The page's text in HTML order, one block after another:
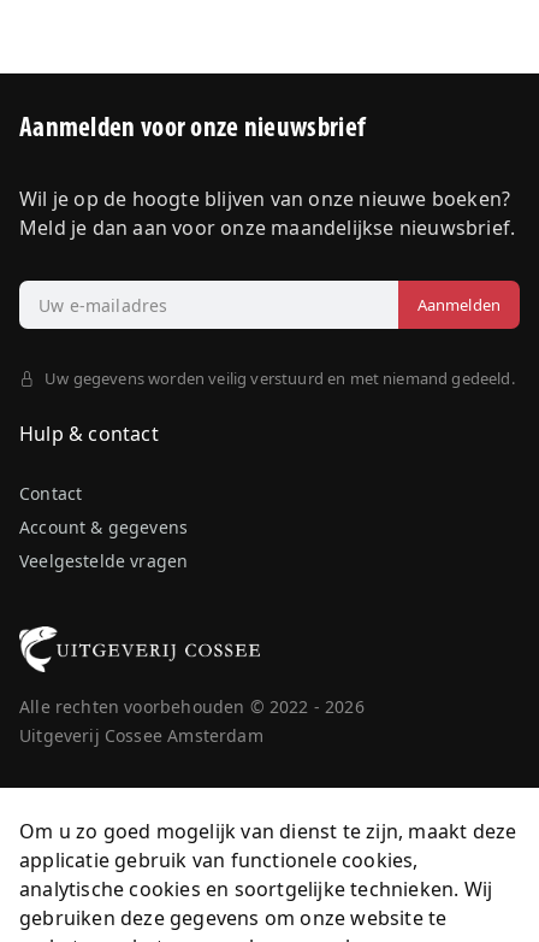
Aanmelden voor onze nieuwsbrief
Wil je op de hoogte blijven van onze nieuwe boeken?
Meld je dan aan voor onze maandelijkse nieuwsbrief.
Uw gegevens worden veilig verstuurd en met niemand gedeeld.
Hulp & contact
Account & gegevens
Veelgestelde vragen
Contact
Alle rechten voorbehouden © 2022 - 2026
Uitgeverij Cossee Amsterdam
Om u zo goed mogelijk van dienst te zijn, maakt deze
applicatie gebruik van functionele cookies,
analytische cookies en soortgelijke technieken. Wij
gebruiken deze gegevens om onze website te